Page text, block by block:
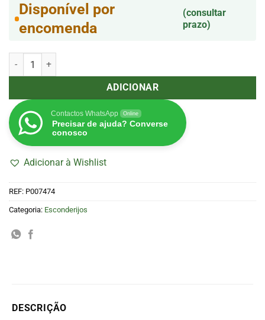
Disponível por
encomenda
(consultar
prazo)
Quantidade de Lata Esconderijo 7up Slim 33cl 81001
ADICIONAR
Contactos WhatsApp Online
Precisar de ajuda? Converse
conosco
Adicionar à Wishlist
REF: P007474
Categoria: Esconderijos
DESCRIÇÃO